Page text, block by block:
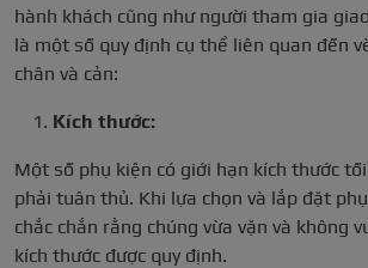
hành khách cũng như người tham gia
là một số quy định cụ thể liên quan đến
chân và cản:
Kích thước:
Một số phụ kiện có giới hạn kích thước
phải tuân thủ. Khi lựa chọn và lắp đặt
chắc chắn rằng chúng vừa vặn và không
kích thước được quy định.